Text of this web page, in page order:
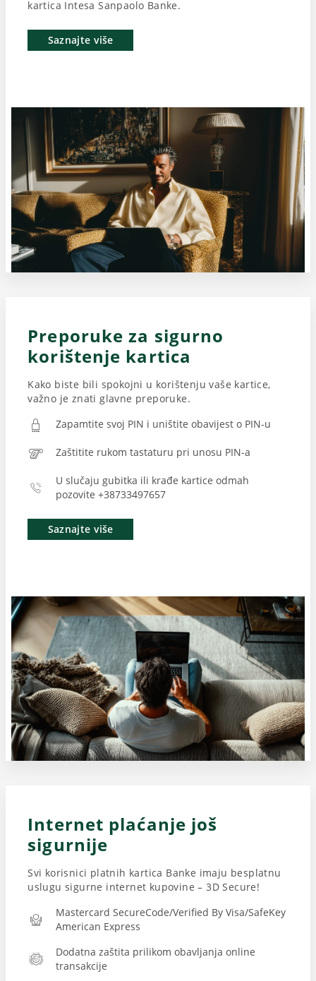
kartica Intesa Sanpaolo Banke.
Saznajte više
Preporuke za sigurno
korištenje kartica
Kako biste bili spokojni u korištenju vaše kartice,
važno je znati glavne preporuke.
Zapamtite svoj PIN i uništite obavijest o PIN-u
Zaštitite rukom tastaturu pri unosu PIN-a
U slučaju gubitka ili krađe kartice odmah
pozovite +38733497657
Saznajte više
Internet plaćanje još
sigurnije
Svi korisnici platnih kartica Banke imaju besplatnu
uslugu sigurne internet kupovine – 3D Secure!
Mastercard SecureCode/Verified By Visa/SafeKey
American Express
Dodatna zaštita prilikom obavljanja online
transakcije